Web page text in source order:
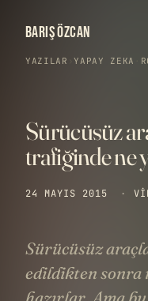
BARIŞ ÖZCAN
YAZILAR ›YAPAY ZEKA
Sürücüsüz
trafiğinde ne
24 MAYIS 2015 ·
Sürücüsüz
edildikten sonra